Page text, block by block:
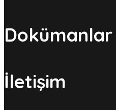
Dokümanlar
İletişim